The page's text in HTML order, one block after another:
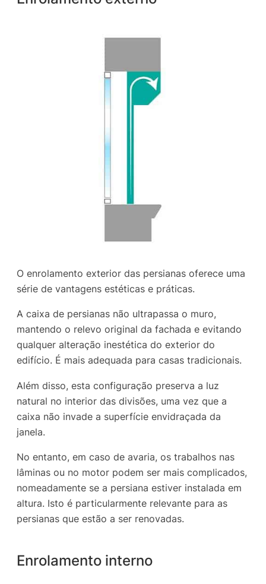
O enrolamento exterior das persianas oferece uma
série de vantagens estéticas e práticas.
A caixa de persianas não ultrapassa o muro,
mantendo o relevo original da fachada e evitando
qualquer alteração inestética do exterior do
edifício. É mais adequada para casas tradicionais.
Além disso, esta configuração preserva a luz
natural no interior das divisões, uma vez que a
caixa não invade a superfície envidraçada da
janela.
No entanto, em caso de avaria, os trabalhos nas
lâminas ou no motor podem ser mais complicados,
nomeadamente se a persiana estiver instalada em
altura. Isto é particularmente relevante para as
persianas que estão a ser renovadas.
Enrolamento interno